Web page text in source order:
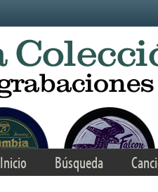
Inicio Búsqueda